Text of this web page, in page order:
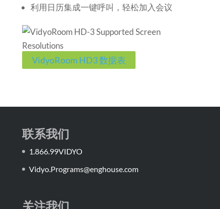
利用日历集成一键呼叫，轻松加入会议
VidyoRoom HD3 数据表
联系我们
1.866.99VIDYO
Vidyo.Programs@enghouse.com
关注我们